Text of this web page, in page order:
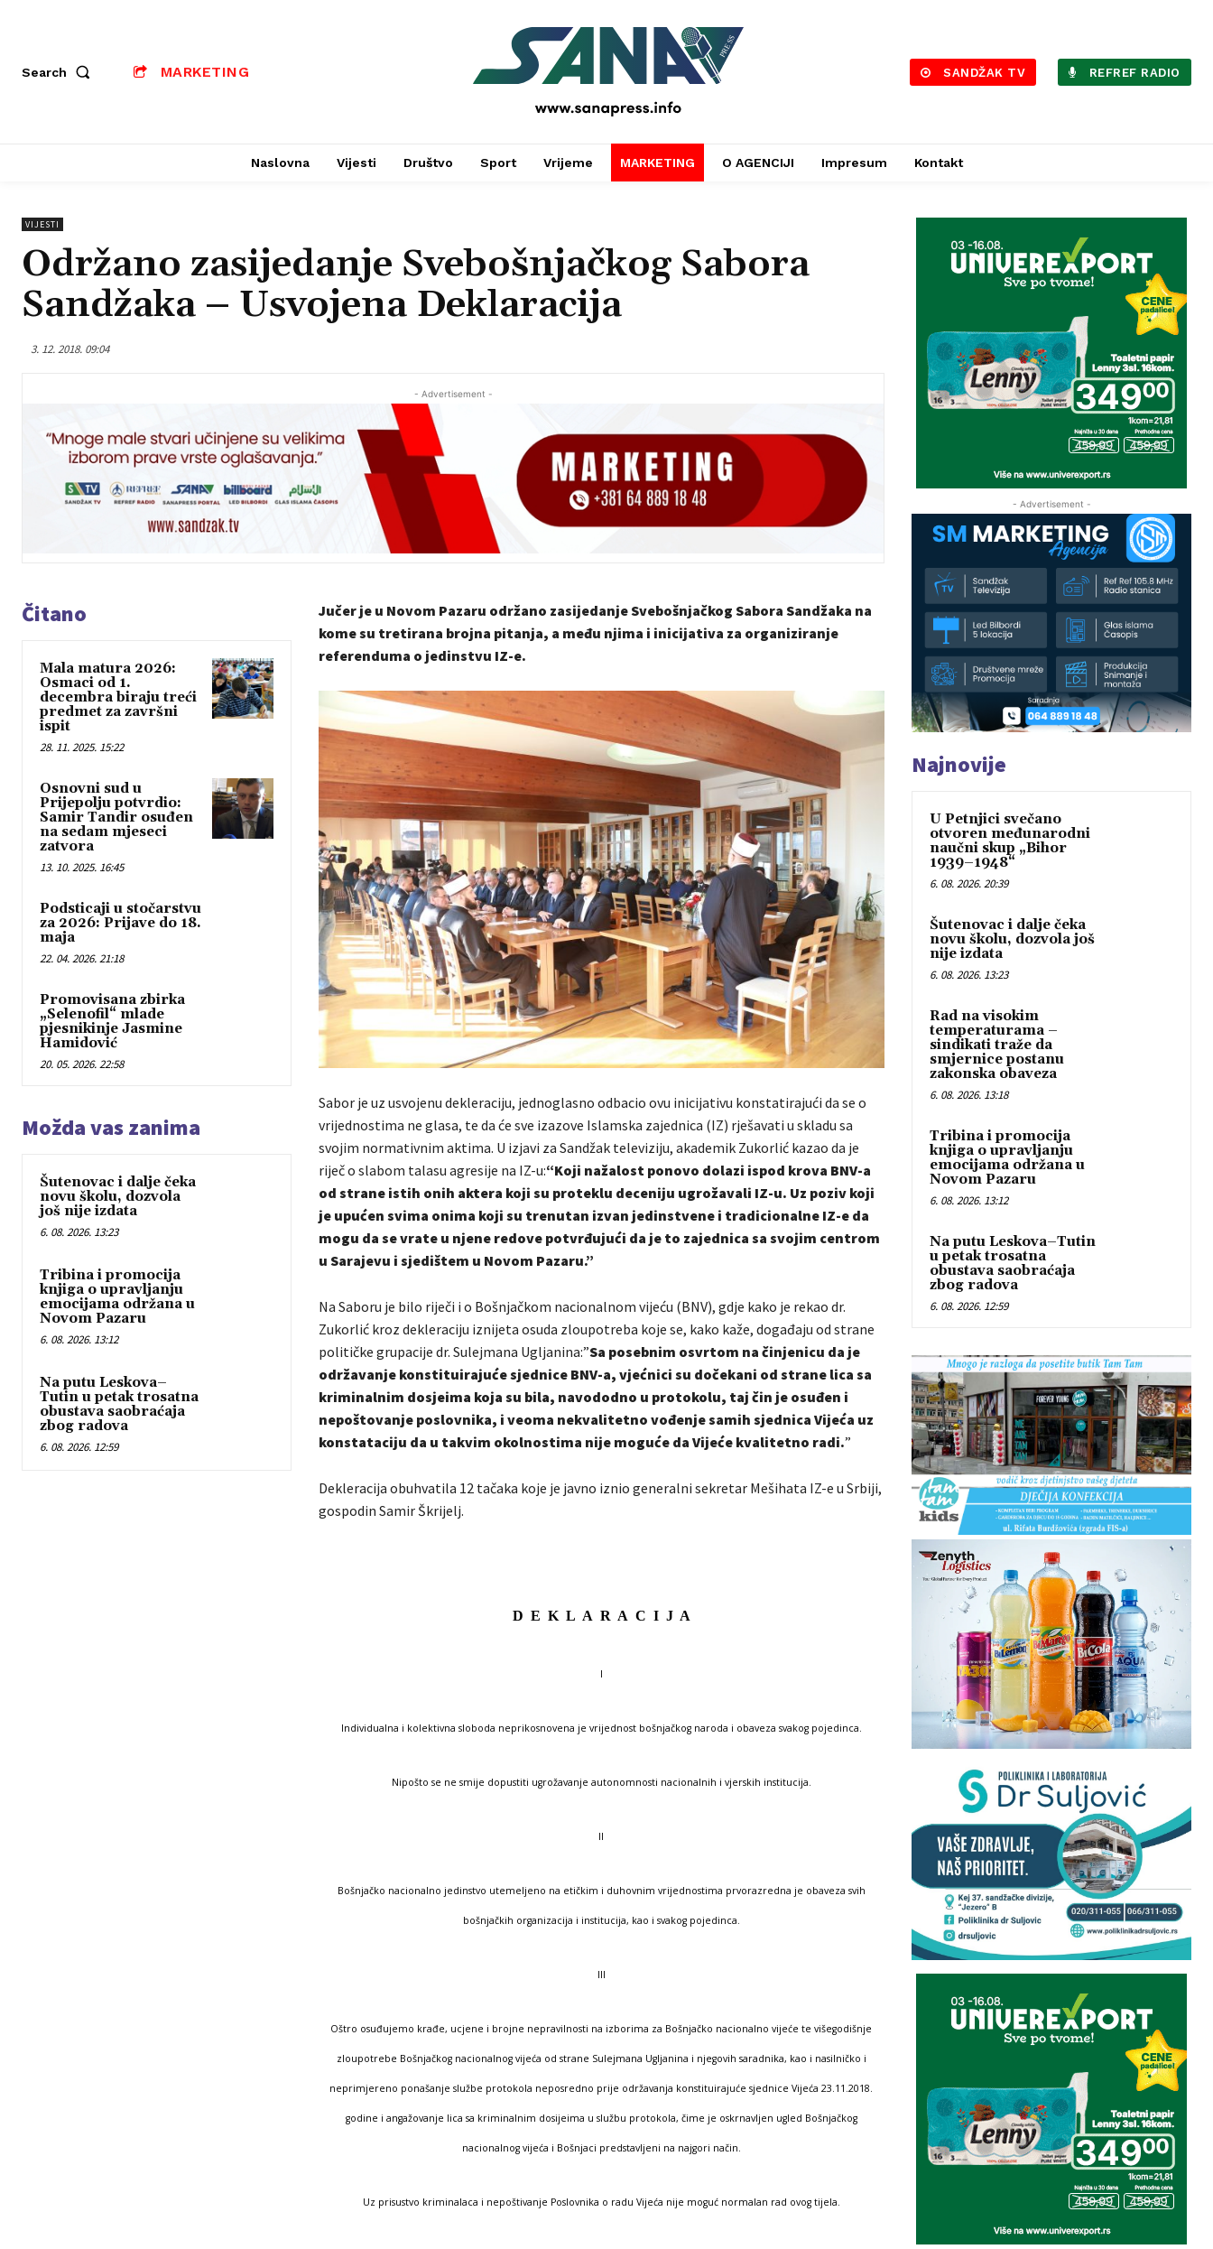
Search MARKETING
PRESS
SANDŽAK TV REFREF RADIO
Naslovna Vijesti Društvo Sport Vrijeme MARKETING O AGENCIJI Impresum Kontakt
VIJESTI
Održano zasijedanje Svebošnjačkog Sabora
Sandžaka – Usvojena Deklaracija
3. 12. 2018. 09:04
- Advertisement -
Čitano
Mala matura 2026:
Osmaci od 1.
decembra biraju treći
predmet za završni
ispit
28. 11. 2025. 15:22
Osnovni sud u
Prijepolju potvrdio:
Samir Tandir osuđen
na sedam mjeseci
zatvora
13. 10. 2025. 16:45
Podsticaji u stočarstvu
za 2026: Prijave do 18.
maja
22. 04. 2026. 21:18
Promovisana zbirka
„Selenofil“ mlade
pjesnikinje Jasmine
Hamidović
20. 05. 2026. 22:58
Možda vas zanima
Šutenovac i dalje čeka
novu školu, dozvola
još nije izdata
6. 08. 2026. 13:23
Tribina i promocija
knjiga o upravljanju
emocijama održana u
Novom Pazaru
6. 08. 2026. 13:12
Na putu Leskova–
Tutin u petak trosatna
obustava saobraćaja
zbog radova
6. 08. 2026. 12:59
Jučer je u Novom Pazaru održano zasijedanje Svebošnjačkog Sabora Sandžaka na
kome su tretirana brojna pitanja, a među njima i inicijativa za organiziranje
referenduma o jedinstvu IZ-e.
Sabor je uz usvojenu dekleraciju, jednoglasno odbacio ovu inicijativu konstatirajući da se o
vrijednostima ne glasa, te da će sve izazove Islamska zajednica (IZ) rješavati u skladu sa
svojim normativnim aktima. U izjavi za Sandžak televiziju, akademik Zukorlić kazao da je
riječ o slabom talasu agresije na IZ-u:“Koji nažalost ponovo dolazi ispod krova BNV-a
od strane istih onih aktera koji su proteklu deceniju ugrožavali IZ-u. Uz poziv koji
je upućen svima onima koji su trenutan izvan jedinstvene i tradicionalne IZ-e da
mogu da se vrate u njene redove potvrđujući da je to zajednica sa svojim centrom
u Sarajevu i sjedištem u Novom Pazaru.”
Na Saboru je bilo riječi i o Bošnjačkom nacionalnom vijeću (BNV), gdje kako je rekao dr.
Zukorlić kroz dekleraciju iznijeta osuda zloupotreba koje se, kako kaže, događaju od strane
političke grupacije dr. Sulejmana Ugljanina:”Sa posebnim osvrtom na činjenicu da je
održavanje konstituirajuće sjednice BNV-a, vjećnici su dočekani od strane lica sa
kriminalnim dosjeima koja su bila, navododno u protokolu, taj čin je osuđen i
nepoštovanje poslovnika, i veoma nekvalitetno vođenje samih sjednica Vijeća uz
konstataciju da u takvim okolnostima nije moguće da Vijeće kvalitetno radi.”
Dekleracija obuhvatila 12 tačaka koje je javno iznio generalni sekretar Mešihata IZ-e u Srbiji,
gospodin Samir Škrijelj.
D E K L A R A C I J A
I
Individualna i kolektivna sloboda neprikosnovena je vrijednost bošnjačkog naroda i obaveza svakog pojedinca.
Nipošto se ne smije dopustiti ugrožavanje autonomnosti nacionalnih i vjerskih institucija.
II
Bošnjačko nacionalno jedinstvo utemeljeno na etičkim i duhovnim vrijednostima prvorazredna je obaveza svih
bošnjačkih organizacija i institucija, kao i svakog pojedinca.
III
Oštro osuđujemo krađe, ucjene i brojne nepravilnosti na izborima za Bošnjačko nacionalno vijeće te višegodišnje
zloupotrebe Bošnjačkog nacionalnog vijeća od strane Sulejmana Ugljanina i njegovih saradnika, kao i nasilničko i
neprimjereno ponašanje službe protokola neposredno prije održavanja konstituirajuće sjednice Vijeća 23.11.2018.
godine i angažovanje lica sa kriminalnim dosijeima u službu protokola, čime je oskrnavljen ugled Bošnjačkog
nacionalnog vijeća i Bošnjaci predstavljeni na najgori način.
Uz prisustvo kriminalaca i nepoštivanje Poslovnika o radu Vijeća nije moguć normalan rad ovog tijela.
- Advertisement -
Najnovije
U Petnjici svečano
otvoren međunarodni
naučni skup „Bihor
1939–1948“
6. 08. 2026. 20:39
Šutenovac i dalje čeka
novu školu, dozvola još
nije izdata
6. 08. 2026. 13:23
Rad na visokim
temperaturama –
sindikati traže da
smjernice postanu
zakonska obaveza
6. 08. 2026. 13:18
Tribina i promocija
knjiga o upravljanju
emocijama održana u
Novom Pazaru
6. 08. 2026. 13:12
Na putu Leskova–Tutin
u petak trosatna
obustava saobraćaja
zbog radova
6. 08. 2026. 12:59